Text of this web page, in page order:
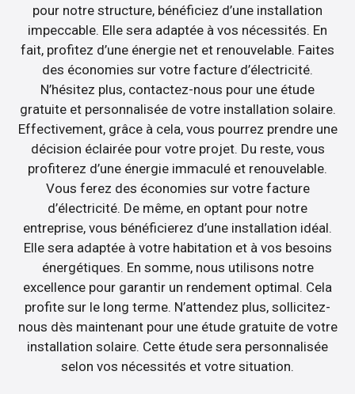
pour notre structure, bénéficiez d’une installation
impeccable. Elle sera adaptée à vos nécessités. En
fait, profitez d’une énergie net et renouvelable. Faites
des économies sur votre facture d’électricité.
N’hésitez plus, contactez-nous pour une étude
gratuite et personnalisée de votre installation solaire.
Effectivement, grâce à cela, vous pourrez prendre une
décision éclairée pour votre projet. Du reste, vous
profiterez d’une énergie immaculé et renouvelable.
Vous ferez des économies sur votre facture
d’électricité. De même, en optant pour notre
entreprise, vous bénéficierez d’une installation idéal.
Elle sera adaptée à votre habitation et à vos besoins
énergétiques. En somme, nous utilisons notre
excellence pour garantir un rendement optimal. Cela
profite sur le long terme. N’attendez plus, sollicitez-
nous dès maintenant pour une étude gratuite de votre
installation solaire. Cette étude sera personnalisée
selon vos nécessités et votre situation.